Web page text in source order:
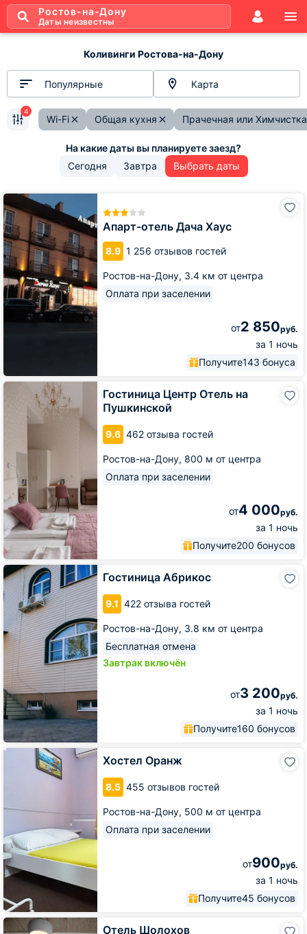
Ростов-на-Дону
Даты неизвестны
Коливинги Ростова-на-Дону
Популярные Карта
Wi-Fi Общая кухня Прачечная или Химчистка
4
Сегодня Завтра Выбрать даты
Апарт-отель Дача Хаус
8.9 1 256 отзывов гостей
Ростов-на-Дону, 3.4 км от центра
Оплата при заселении
от2 850руб.
за 1 ночь
Получите143 бонуса
Апарт-
отель
Дача
Хаус
Гостиница Центр Отель на
Пушкинской
9.6 462 отзыва гостей
Ростов-на-Дону, 800 м от центра
Оплата при заселении
от4 000руб.
за 1 ночь
Получите200 бонусов
Гостиница
Гостиница Абрикос
9.1 422 отзыва гостей
Ростов-на-Дону, 3.8 км от центра
Бесплатная отмена
Завтрак включён
от3 200руб.
за 1 ночь
Получите160 бонусов
Гостиница
Абрикос
Хостел Оранж
8.5 455 отзывов гостей
Ростов-на-Дону, 500 м от центра
Оплата при заселении
от900руб.
за 1 ночь
Получите45 бонусов
Хостел
Отель Шолохов
Отель